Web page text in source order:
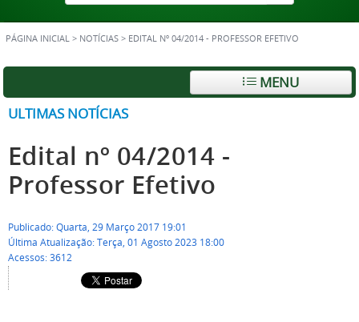
PÁGINA INICIAL > NOTÍCIAS > EDITAL Nº 04/2014 - PROFESSOR EFETIVO
MENU
ULTIMAS NOTÍCIAS
Edital nº 04/2014 -
Professor Efetivo
Publicado: Quarta, 29 Março 2017 19:01
Última Atualização: Terça, 01 Agosto 2023 18:00
Acessos: 3612